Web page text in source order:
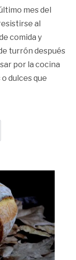
mes del
al
comida y
turrón después
por la cocina
dulces que